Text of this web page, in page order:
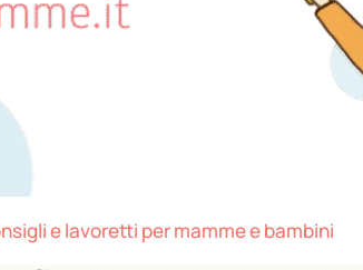
e lavoretti per mamme e bambini